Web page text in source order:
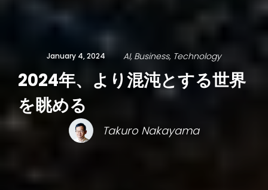
January 4, 2024 AI Business Technology
2024年、より混沌とする世界
を眺める
Takuro Nakayama